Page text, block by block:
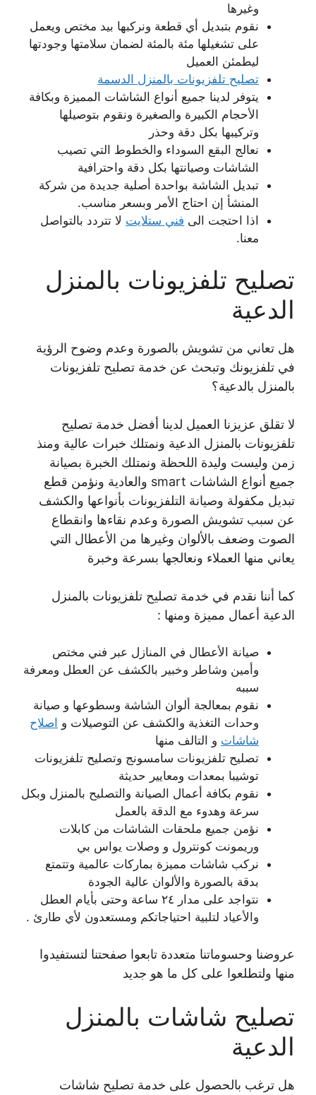
وغيرها
نقوم بتبديل أي قطعة ونركبها بيد مختص ويعمل
على تشغيلها مئة بالمئة لضمان سلامتها وجودتها
ليطمئن العميل
تصليح تلفزيونات بالمنزل الدسمة
يتوفر لدينا جميع أنواع الشاشات المميزة وبكافة
الأحجام الكبيرة والصغيرة ونقوم بتوصيلها
وتركيبها بكل دقة وحذر
نعالج البقع السوداء والخطوط التي تصيب
الشاشات وصيانتها بكل دقة واحترافية
تبديل الشاشة بواحدة أصلية جديدة من شركة
المنشأ إن احتاج الأمر وبسعر مناسب.
اذا احتجت الى فني ستلايت لا تتردد بالتواصل
معنا.
تصليح تلفزيونات بالمنزل
الدعية
هل تعاني من تشويش بالصورة وعدم وضوح الرؤية
في تلفزيونك وتبحث عن خدمة تصليح تلفزيونات
بالمنزل بالدعية؟
لا تقلق عزيزنا العميل لدينا أفضل خدمة تصليح
تلفزيونات بالمنزل الدعية ونمتلك خبرات عالية ومنذ
زمن وليست وليدة اللحظة ونمتلك الخبرة بصيانة
جميع أنواع الشاشات smart والعادية ونؤمن قطع
تبديل مكفولة وصيانة التلفزيونات بأنواعها والكشف
عن سبب تشويش الصورة وعدم نقاءها وانقطاع
الصوت وضعف بالألوان وغيرها من الأعطال التي
يعاني منها العملاء ونعالجها بسرعة وخبرة
كما أننا نقدم في خدمة تصليح تلفزيونات بالمنزل
الدعية أعمال مميزة ومنها :
صيانة الأعطال في المنازل عبر فني مختص
وأمين وشاطر وخبير بالكشف عن العطل ومعرفة
سببه
نقوم بمعالجة ألوان الشاشة وسطوعها و صيانة
وحدات التغذية والكشف عن التوصيلات و اصلاح
شاشات و التالف منها
تصليح تلفزيونات سامسونج وتصليح تلفزيونات
توشيبا بمعدات ومعايير حديثة
نقوم بكافة أعمال الصيانة والتصليح بالمنزل وبكل
سرعة وهدوء مع الدقة بالعمل
نؤمن جميع ملحقات الشاشات من كابلات
وريمونت كونترول و وصلات يواس بي
نركب شاشات مميزة بماركات عالمية وتتمتع
بدقة بالصورة والألوان عالية الجودة
نتواجد على مدار ٢٤ ساعة وحتى بأيام العطل
والأعياد لتلبية احتياجاتكم ومستعدون لأي طارئ .
عروضنا وحسوماتنا متعددة تابعوا صفحتنا لتستفيدوا
منها ولتطلعوا على كل ما هو جديد
تصليح شاشات بالمنزل
الدعية
هل ترغب بالحصول على خدمة تصليح شاشات